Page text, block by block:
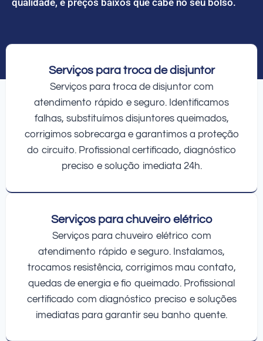
Serviços para troca de disjuntor
Serviços para troca de disjuntor com
atendimento rápido e seguro. Identificamos
falhas, substituímos disjuntores queimados,
corrigimos sobrecarga e garantimos a proteção
do circuito. Profissional certificado, diagnóstico
preciso e solução imediata 24h.
Serviços para chuveiro elétrico
Serviços para chuveiro elétrico com
atendimento rápido e seguro. Instalamos,
trocamos resistência, corrigimos mau contato,
quedas de energia e fio queimado. Profissional
certificado com diagnóstico preciso e soluções
imediatas para garantir seu banho quente.